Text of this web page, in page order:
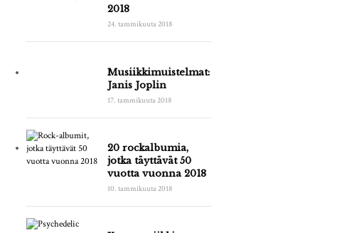
2018
24. tammikuuta 2018
Musiikkimuistelmat:
Janis Joplin
17. tammikuuta 2018
20 rockalbumia,
jotka täyttävät 50
vuotta vuonna 2018
10. tammikuuta 2018